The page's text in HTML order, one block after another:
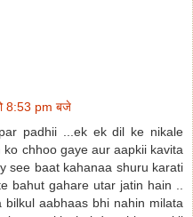
8:53 pm बजे
padhii ...ek ek dil ke nikale
chhoo gaye aur aapkii kavita
see baat kahanaa shuru karati
bahut gahare utar jatin hain ..
aabhaas bhi nahin milata